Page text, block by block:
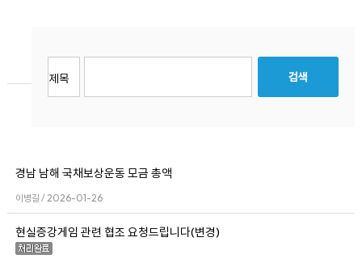
경남 남해 국채보상운동 모금 총액
이병길 / 2026-01-26
현실증강게임 관련 협조 요청드립니다(변경)